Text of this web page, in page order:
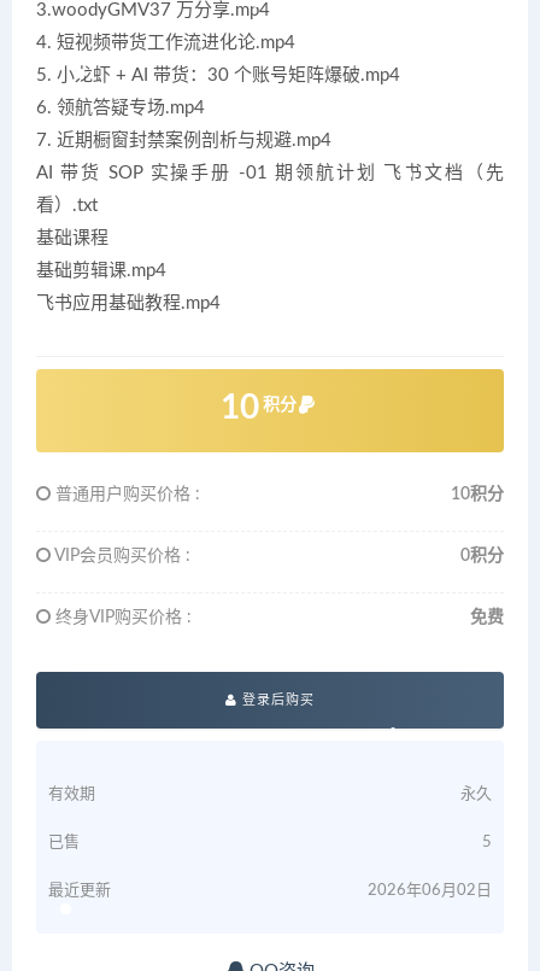
3.woodyGMV37 万分享.mp4
4. 短视频带货工作流进化论.mp4
5. 小龙虾 + AI 带货：30 个账号矩阵爆破.mp4
6. 领航答疑专场.mp4
7. 近期橱窗封禁案例剖析与规避.mp4
AI 带货 SOP 实操手册 -01 期领航计划 飞书文档（先
看）.txt
基础课程
基础剪辑课.mp4
飞书应用基础教程.mp4
10 积分
普通用户购买价格 : 10积分
VIP会员购买价格 : 0积分
终身VIP购买价格 : 免费
登录后购买
有效期 永久
已售 5
最近更新 2026年06月02日